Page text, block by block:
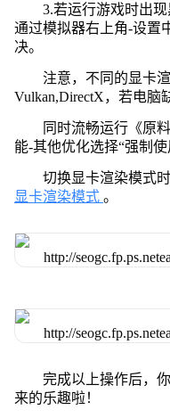
3.若运行游戏时出
通过模拟器右上角-设置
决。
注意，不同的显卡
Vulkan,DirectX，若电脑
同时流畅运行《原
能-其他优化选择“强制使
切换显卡渲染模式
显卡渲染模式 。
完成以上操作后，
来的乐趣啦！